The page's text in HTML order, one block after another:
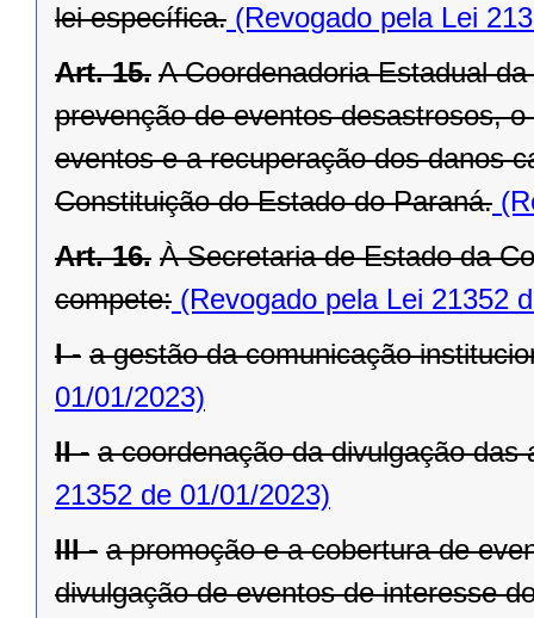
lei específica. (Revogado pela Lei
Art. 15. A Coordenadoria Estadual
prevenção de eventos desastrosos,
eventos e a recuperação dos danos
Constituição do Estado do Paraná.
Art. 16. À Secretaria de Estado da
compete: (Revogado pela Lei 21352
I - a gestão da comunicação
01/01/2023)
II - a coordenação da divulgação das
21352 de 01/01/2023)
III - a promoção e a cobertura de
divulgação de eventos de interesse